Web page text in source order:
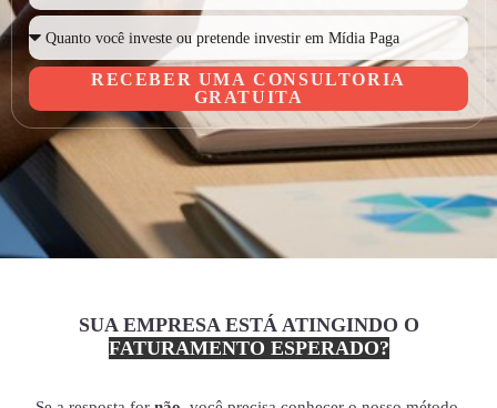
RECEBER UMA CONSULTORIA
GRATUITA
SUA EMPRESA ESTÁ ATINGINDO O
FATURAMENTO ESPERADO?